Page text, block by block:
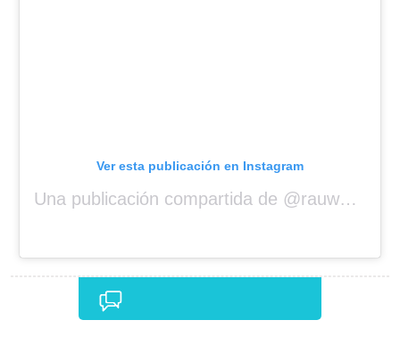
Ver esta publicación en Instagram
Una publicación compartida de @rauwalejandro